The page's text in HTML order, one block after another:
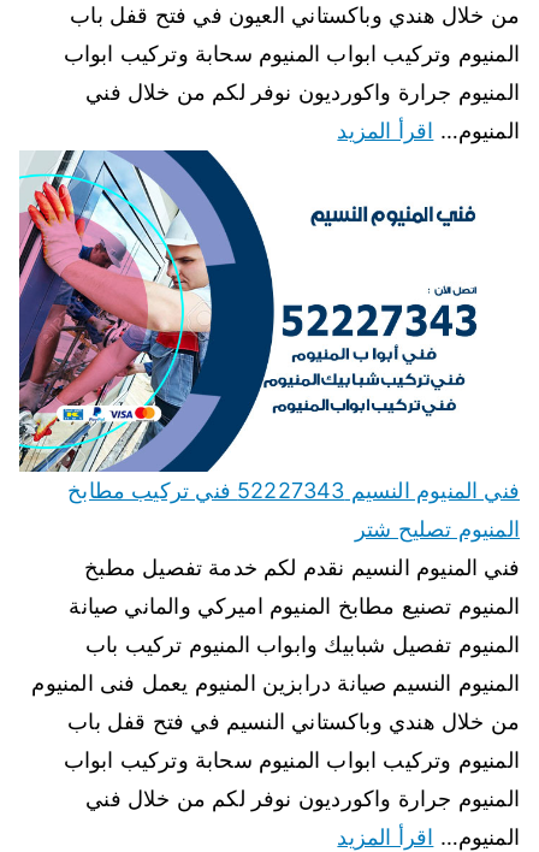
من خلال هندي وباكستاني العيون في فتح قفل باب
المنيوم وتركيب ابواب المنيوم سحابة وتركيب ابواب
المنيوم جرارة واكورديون نوفر لكم من خلال فني
المنيوم… اقرأ المزيد
فني المنيوم النسيم 52227343 فني تركيب مطابخ
المنيوم تصليح شتر
فني المنيوم النسيم نقدم لكم خدمة تفصيل مطبخ
المنيوم تصنيع مطابخ المنيوم اميركي والماني صيانة
المنيوم تفصيل شبابيك وابواب المنيوم تركيب باب
المنيوم النسيم صيانة درابزين المنيوم يعمل فنى المنيوم
من خلال هندي وباكستاني النسيم في فتح قفل باب
المنيوم وتركيب ابواب المنيوم سحابة وتركيب ابواب
المنيوم جرارة واكورديون نوفر لكم من خلال فني
المنيوم… اقرأ المزيد